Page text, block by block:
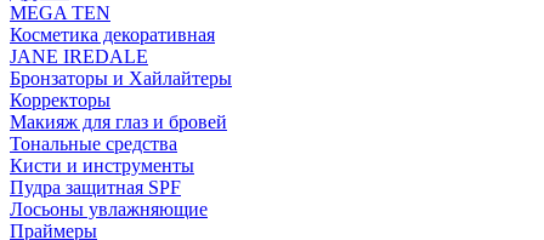
MEGA TEN
Косметика декоративная
JANE IREDALE
Бронзаторы и Хайлайтеры
Корректоры
Макияж для глаз и бровей
Тональные средства
Кисти и инструменты
Пудра защитная SPF
Лосьоны увлажняющие
Праймеры